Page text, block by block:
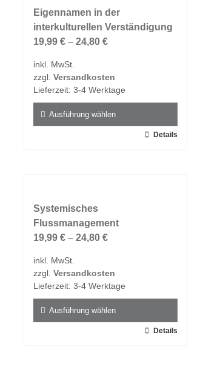
auf.
Die
Optionen
auf
der
gewählt
werden
Eigennamen in der
interkulturellen Verständigung
19,99 € – 24,80 €
inkl. MwSt.
zzgl. Versandkosten
Lieferzeit: 3-4 Werktage
Ausführung wählen
auf.
Die
Optionen
auf
der
gewählt
werden
Details
Systemisches
Flussmanagement
19,99 € – 24,80 €
inkl. MwSt.
zzgl. Versandkosten
Lieferzeit: 3-4 Werktage
Ausführung wählen
Details